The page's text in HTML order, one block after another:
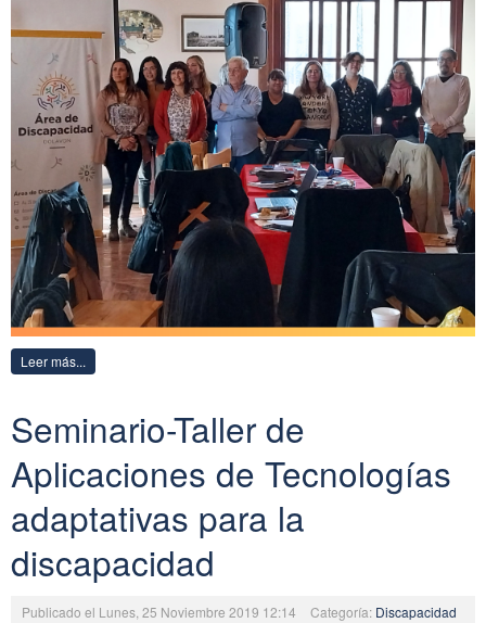
Leer más...
Seminario-Taller de
Aplicaciones de Tecnologías
adaptativas para la
discapacidad
Publicado el Lunes, 25 Noviembre 2019 12:14 Categoría: Discapacidad